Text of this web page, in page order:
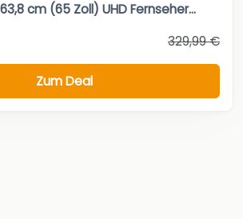
cm (65 Zoll) UHD Fernseher...
329,99 €
Zum Deal